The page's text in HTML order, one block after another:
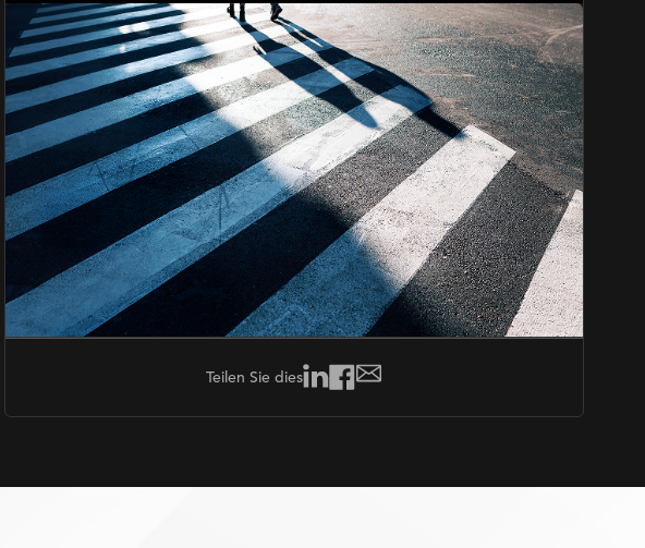
Platform
Teilen Sie dies